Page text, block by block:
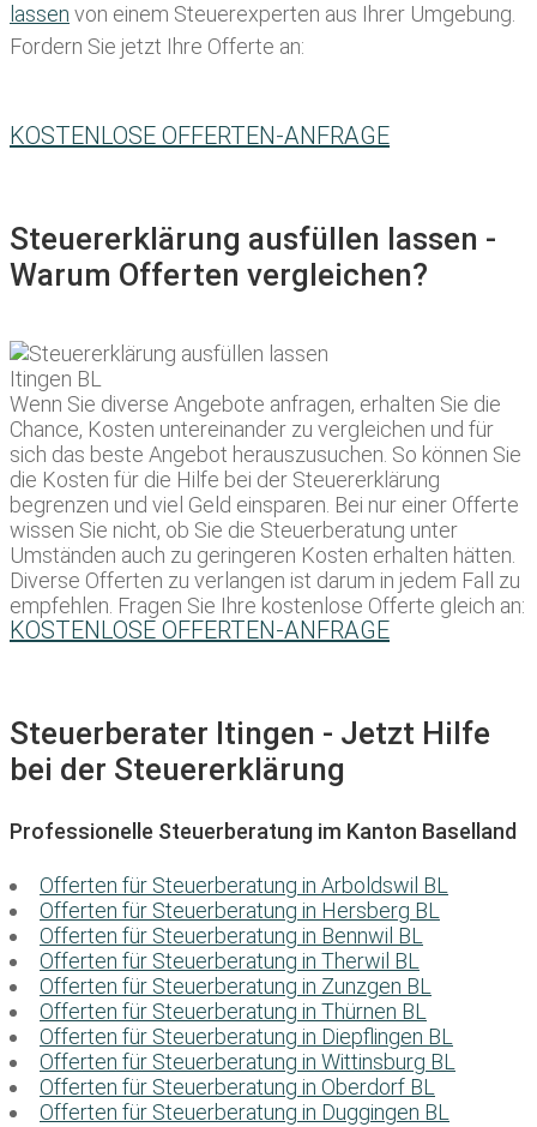
lassen von einem Steuerexperten aus Ihrer Umgebung.
Fordern Sie jetzt Ihre Offerte an:
KOSTENLOSE OFFERTEN-ANFRAGE
Steuererklärung ausfüllen lassen -
Warum Offerten vergleichen?
Wenn Sie diverse Angebote anfragen, erhalten Sie die
Chance, Kosten untereinander zu vergleichen und für
sich das beste Angebot herauszusuchen. So können Sie
die Kosten für die Hilfe bei der Steuererklärung
begrenzen und viel Geld einsparen. Bei nur einer Offerte
wissen Sie nicht, ob Sie die Steuerberatung unter
Umständen auch zu geringeren Kosten erhalten hätten.
Diverse Offerten zu verlangen ist darum in jedem Fall zu
empfehlen. Fragen Sie Ihre kostenlose Offerte gleich an:
KOSTENLOSE OFFERTEN-ANFRAGE
Steuerberater Itingen - Jetzt Hilfe
bei der Steuererklärung
Professionelle Steuerberatung im Kanton Baselland
Offerten für Steuerberatung in Arboldswil BL
Offerten für Steuerberatung in Hersberg BL
Offerten für Steuerberatung in Bennwil BL
Offerten für Steuerberatung in Therwil BL
Offerten für Steuerberatung in Zunzgen BL
Offerten für Steuerberatung in Thürnen BL
Offerten für Steuerberatung in Diepflingen BL
Offerten für Steuerberatung in Wittinsburg BL
Offerten für Steuerberatung in Oberdorf BL
Offerten für Steuerberatung in Duggingen BL